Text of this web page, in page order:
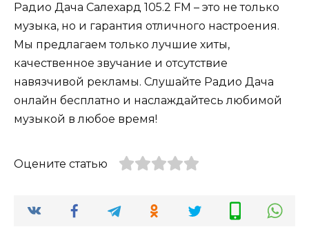
Радио Дача Салехард 105.2 FM – это не только
музыка, но и гарантия отличного настроения.
Мы предлагаем только лучшие хиты,
качественное звучание и отсутствие
навязчивой рекламы. Слушайте Радио Дача
онлайн бесплатно и наслаждайтесь любимой
музыкой в любое время!
Оцените статью